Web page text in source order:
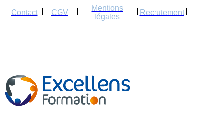
Contact CGV
Mentions
légales
Recrutement